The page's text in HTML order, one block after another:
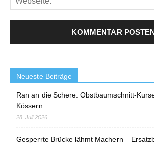
Neueste Beiträge
Ran an die Schere: Obstbaumschnitt-
Kössern
28. Juli 2026
Gesperrte Brücke lähmt Machern –